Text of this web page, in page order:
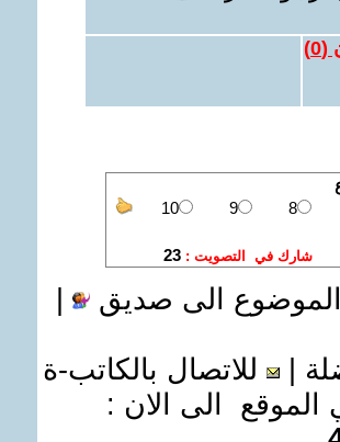
(
0
)
الى صديق
للاتصال بالكاتب-ة
الى الان :